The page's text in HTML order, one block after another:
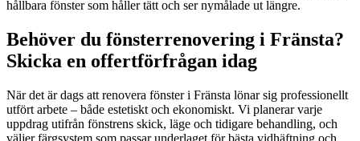
hållbara fönster som håller tätt och ser nymålade ut längre.
Behöver du fönsterrenovering i Fränsta?
Skicka en offertförfrågan idag
När det är dags att renovera fönster i Fränsta lönar sig professionellt
utfört arbete – både estetiskt och ekonomiskt. Vi planerar varje
uppdrag utifrån fönstrens skick, läge och tidigare behandling, och
väljer färgsystem som passar underlaget för bästa vidhäftning och